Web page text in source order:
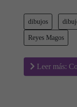
dibujos
Reyes Magos
Leer más: